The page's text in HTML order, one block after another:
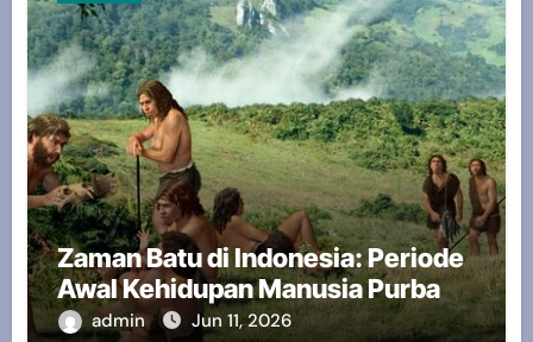
Zaman Batu di Indonesia: Periode
Awal Kehidupan Manusia Purba
admin Jun 11, 2026